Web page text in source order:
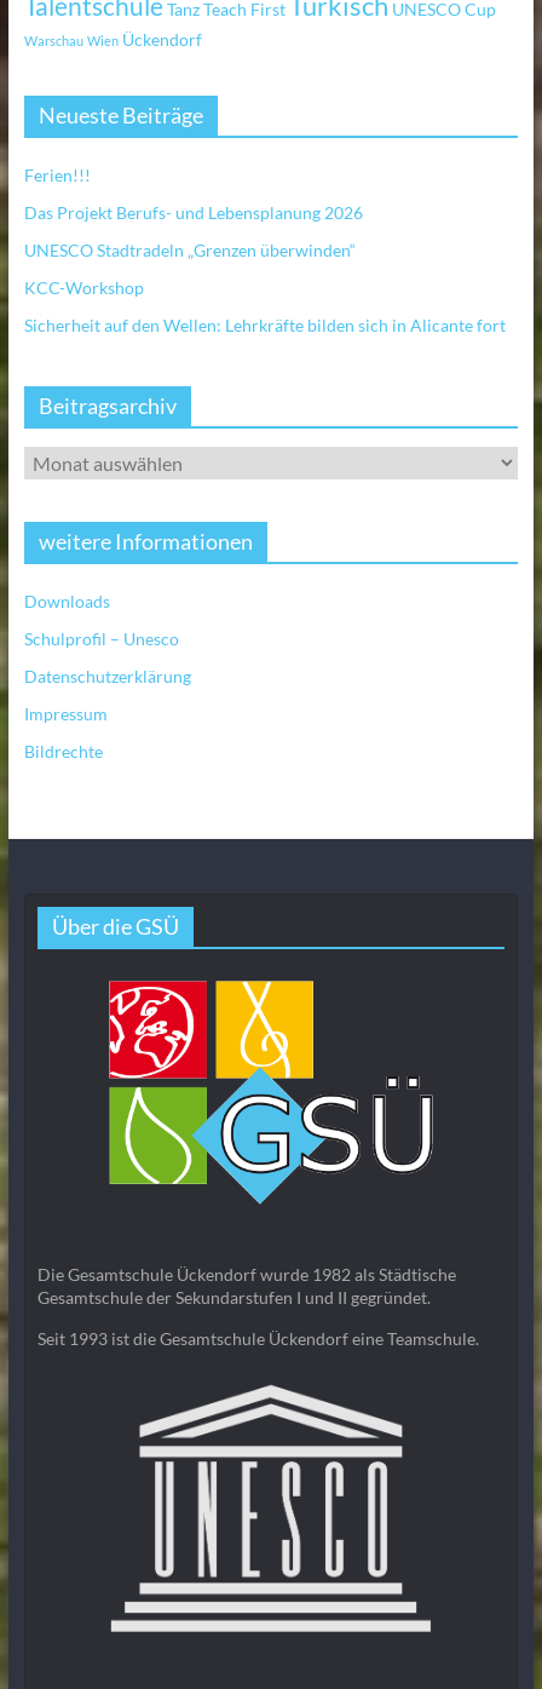
TalentschuleTanzTeach First UNESCO Cup
Warschau Wien Ückendorf
Neueste Beiträge
Ferien!!!
Das Projekt Berufs- und Lebensplanung 2026
UNESCO Stadtradeln „Grenzen überwinden“
KCC-Workshop
Sicherheit auf den Wellen: Lehrkräfte bilden sich in Alicante fort
Beitragsarchiv
weitere Informationen
Downloads
Schulprofil – Unesco
Datenschutzerklärung
Impressum
Bildrechte
Über die GSÜ
Die Gesamtschule Ückendorf wurde 1982 als Städtische
Gesamtschule der Sekundarstufen I und II gegründet.
Seit 1993 ist die Gesamtschule Ückendorf eine Teamschule.